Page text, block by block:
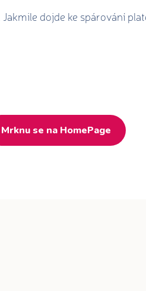
dojde ke spárování
Mrknu se na HomePage